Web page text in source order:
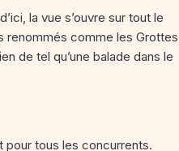
la vue s’ouvre sur tout le
renommés comme les Grottes
de tel qu’une balade dans le
pour tous les concurrents.